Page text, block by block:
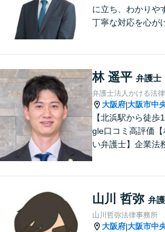
に立ち、わかりや
丁寧な対応を心が
ートし、迅速に問
導きます。【夜間
【淀屋橋駅6分】
林 遥平 弁護士
弁護士法人かける法
大阪府|大阪市中
【北浜駅から徒
gle口コミ高評価
い弁護士】企業法
者さまに安心感を
す。お気軽にご相
い。【完全個室】
山川 哲弥 弁
山川哲弥法律事務所
大阪府|大阪市中